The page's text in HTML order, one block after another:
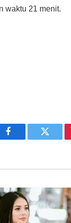
waktu 21 menit.
Facebook Twitter